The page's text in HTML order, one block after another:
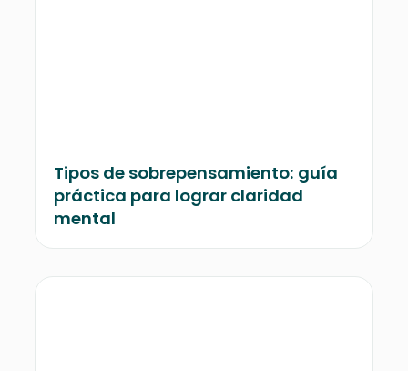
Tipos de sobrepensamiento: guía
práctica para lograr claridad
mental